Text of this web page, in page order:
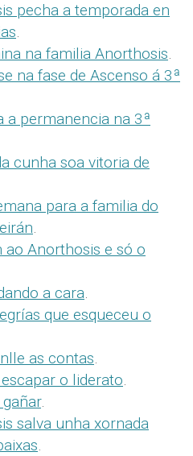
pecha a temporada en
.
na familia Anorthosis.
na fase de Ascenso á 3ª
a permanencia na 3ª
cunha soa vitoria de
para a familia do
.
ao Anorthosis e só o
a cara.
que esqueceu o
as contas.
o liderato.
.
salva unha xornada
.